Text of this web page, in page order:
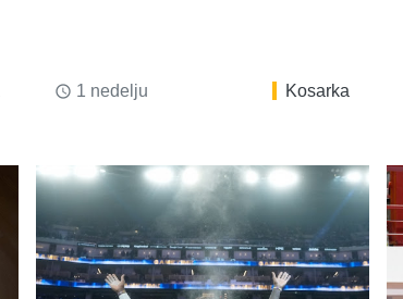
access_time 1 nedelju Kosarka